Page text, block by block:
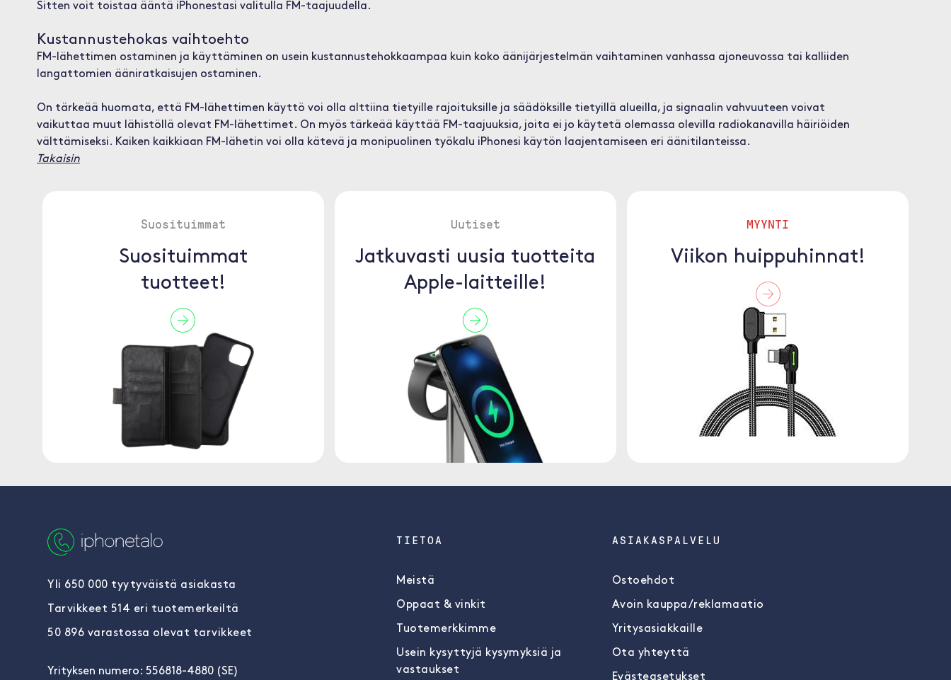
Sitten voit toistaa ääntä iPhonestasi valitulla FM-taajuudella.
Kustannustehokas vaihtoehto
FM-lähettimen ostaminen ja käyttäminen on usein kustannustehokkaampaa kuin koko äänijärjestelmän vaihtaminen vanhassa ajoneuvossa tai kalliiden
langattomien ääniratkaisujen ostaminen.
On tärkeää huomata, että FM-lähettimen käyttö voi olla alttiina tietyille rajoituksille ja säädöksille tietyillä alueilla, ja signaalin vahvuuteen voivat
vaikuttaa muut lähistöllä olevat FM-lähettimet. On myös tärkeää käyttää FM-taajuuksia, joita ei jo käytetä olemassa olevilla radiokanavilla häiriöiden
välttämiseksi. Kaiken kaikkiaan FM-lähetin voi olla kätevä ja monipuolinen työkalu iPhonesi käytön laajentamiseen eri äänitilanteissa.
Takaisin
Suosituimmat
Suosituimmat
tuotteet!
Uutiset
Jatkuvasti uusia tuotteita
Apple-laitteille!
MYYNTI
Viikon huippuhinnat!
Yli 650 000 tyytyväistä asiakasta
Tarvikkeet 514 eri tuotemerkeiltä
50 896 varastossa olevat tarvikkeet
Yrityksen numero: 556818-4880 (SE)
TIETOA
Meistä
Oppaat & vinkit
Tuotemerkkimme
Usein kysyttyjä kysymyksiä ja
vastaukset
ASIAKASPALVELU
Ostoehdot
Avoin kauppa/reklamaatio
Yritysasiakkaille
Ota yhteyttä
Evästeasetukset